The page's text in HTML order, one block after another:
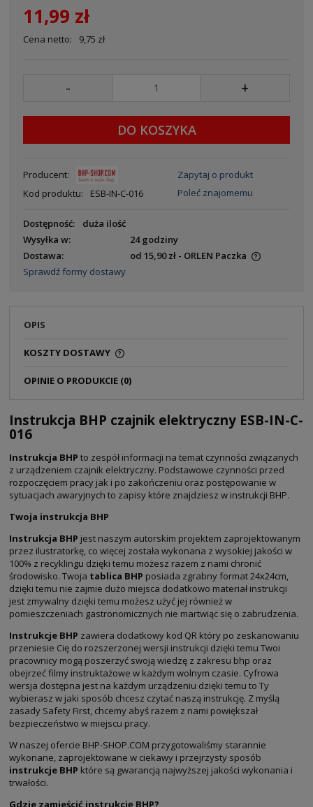
11,99 zł
Cena netto: 9,75 zł
- +
DO KOSZYKA
Producent:
Kod produktu:
ESB-IN-C-016
Zapytaj o produkt
Poleć znajomemu
Dostępność:
duża ilość
Wysyłka w:
24 godziny
Dostawa:
od 15,90 zł - ORLEN Paczka
Sprawdź formy dostawy
OPIS
KOSZTY DOSTAWY
OPINIE O PRODUKCIE (0)
Instrukcja BHP czajnik elektryczny ESB-IN-C-
016
Instrukcja BHP to zespół informacji na temat czynności związanych
z urządzeniem czajnik elektryczny. Podstawowe czynności przed
rozpoczęciem pracy jak i po zakończeniu oraz postępowanie w
sytuacjach awaryjnych to zapisy które znajdziesz w instrukcji BHP.
Twoja instrukcja BHP
Instrukcja BHP jest naszym autorskim projektem zaprojektowanym
przez ilustratorkę, co więcej została wykonana z wysokiej jakości w
100% z recyklingu dzięki temu możesz razem z nami chronić
środowisko. Twoja tablica BHP posiada zgrabny format 24x24cm,
dzięki temu nie zajmie dużo miejsca dodatkowo materiał instrukcji
jest zmywalny dzięki temu możesz użyć jej również w
pomieszczeniach gastronomicznych nie martwiąc się o zabrudzenia.
Instrukcje BHP zawiera dodatkowy kod QR który po zeskanowaniu
przeniesie Cię do rozszerzonej wersji instrukcji dzięki temu Twoi
pracownicy mogą poszerzyć swoją wiedzę z zakresu bhp oraz
obejrzeć filmy instruktażowe w każdym wolnym czasie. Cyfrowa
wersja dostępna jest na każdym urządzeniu dzięki temu to Ty
wybierasz w jaki sposób chcesz czytać naszą instrukcję. Z myślą
zasady Safety First, chcemy abyś razem z nami powiększał
bezpieczeństwo w miejscu pracy.
W naszej ofercie BHP-SHOP.COM przygotowaliśmy starannie
wykonane, zaprojektowane w ciekawy i przejrzysty sposób
instrukcje BHP które są gwarancją najwyższej jakości wykonania i
trwałości.
Gdzie zamieścić instrukcję BHP?